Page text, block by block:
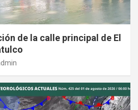
de la calle principal de El